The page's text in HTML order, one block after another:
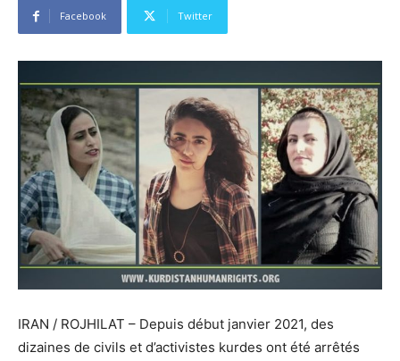
Facebook Twitter
IRAN / ROJHILAT – Depuis début janvier 2021, des
dizaines de civils et d’activistes kurdes ont été arrêtés